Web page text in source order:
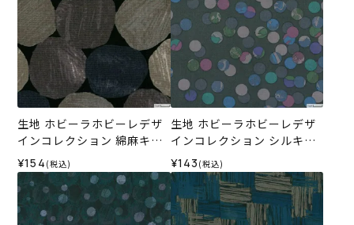
生地 ホビーラホビーレデザ
インコレクション 綿麻キャ
ンバス 手描き風水玉＜3GR
＞
¥154 (税込)
生地 ホビーラホビーレデザ
インコレクション シルキー
ローン カラフルドットボー
ダー＜3GR＞
¥143 (税込)